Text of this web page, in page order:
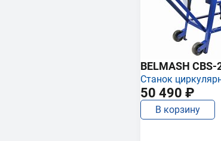
BELMASH CBS-
Станок
50 490 ₽
В корзину